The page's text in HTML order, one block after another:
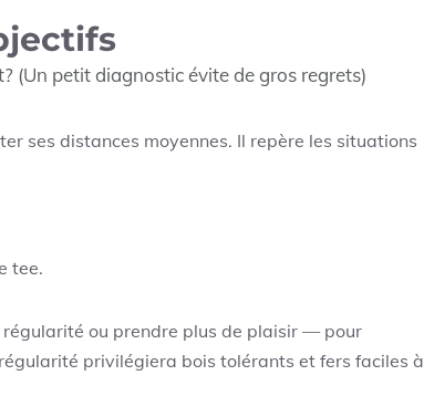
(Un petit diagnostic évite de gros regrets)
ses distances moyennes. Il repère les situations
tee.
ou prendre plus de plaisir — pour
privilégiera bois tolérants et fers faciles à